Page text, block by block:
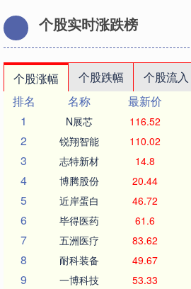
个股实时涨跌榜
个股涨幅 个股跌幅 个股流入
排名
名称 最新价
1
N展芯 116.52
2 锐翔智能 110.02
3 志特新材 14.8
4 博腾股份 20.44
5 近岸蛋白 46.72
6 毕得医药 61.6
7 五洲医疗 83.62
8 耐科装备 49.67
9 一博科技 53.33